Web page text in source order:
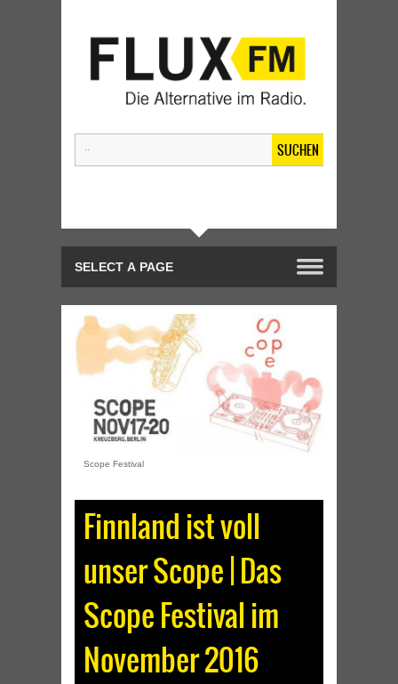
SUCHEN
Scope Festival
Finnland ist voll
unser Scope | Das
Scope Festival im
November 2016